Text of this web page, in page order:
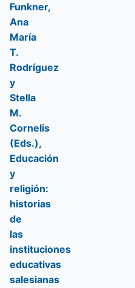
Funkner,
Ana
María
T.
Rodríguez
y
Stella
M.
Cornelis
(Eds.),
Educación
y
religión:
historias
de
las
instituciones
educativas
salesianas